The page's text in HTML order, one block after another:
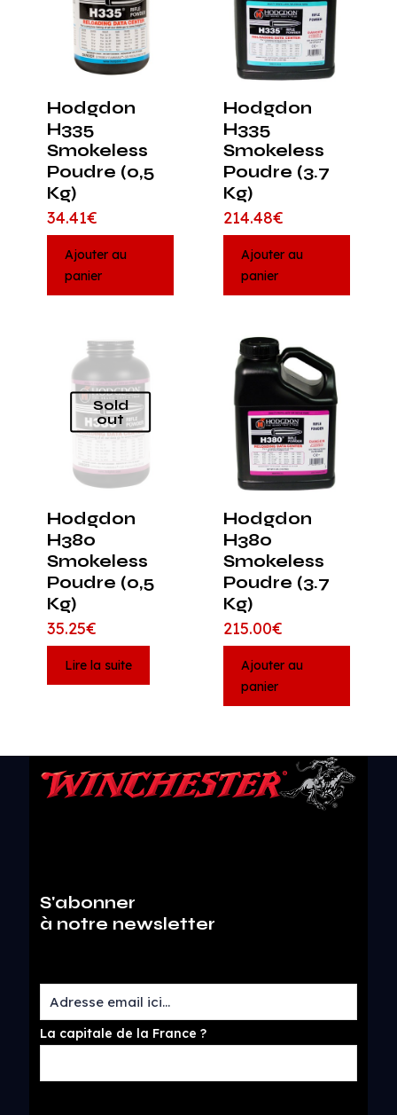
Hodgdon
H335
Smokeless
Poudre (0,5
Kg)
34.41€
Ajouter au
panier
Hodgdon
H335
Smokeless
Poudre (3.7
Kg)
214.48€
Ajouter au
panier
Sold
out
Hodgdon
H380
Smokeless
Poudre (0,5
Kg)
35.25€
Lire la suite
Hodgdon
H380
Smokeless
Poudre (3.7
Kg)
215.00€
Ajouter au
panier
S'abonner
à notre newsletter
La capitale de la France ?